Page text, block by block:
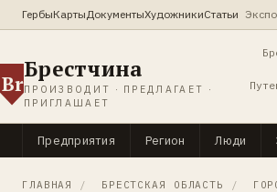
ГербыКартыДокументыХудожникиСтатьи
Br
Брестчина
ПРОИЗВОДИТ · ПРЕДЛАГАЕТ ·
ПРИГЛАШАЕТ
Предприятия Регион Люди
ГЛАВНАЯ / БРЕСТСКАЯ ОБЛАСТЬ /